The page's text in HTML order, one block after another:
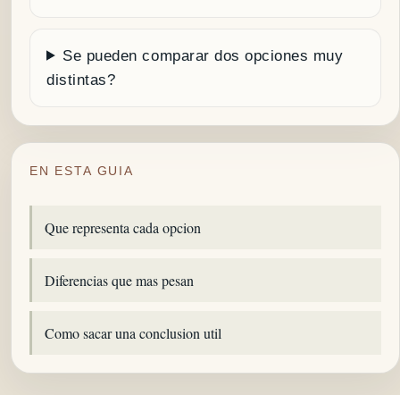
Se pueden comparar dos opciones muy
distintas?
EN ESTA GUIA
Que representa cada opcion
Diferencias que mas pesan
Como sacar una conclusion util